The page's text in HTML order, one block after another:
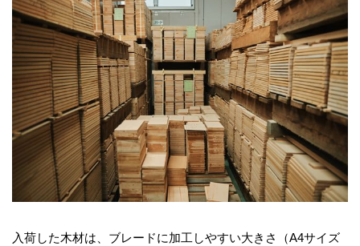
入荷した木材は、ブレードに加工しやすい大きさ（A4サイズ